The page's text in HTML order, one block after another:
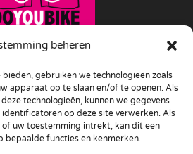
beheren
gebruiken we technologieën zoals
apparaat op te slaan en/of te openen. Als
technologieën, kunnen we gegevens
op deze site verwerken. Als
uw toestemming intrekt, kan dit een
bepaalde functies en kenmerken.
Valencia